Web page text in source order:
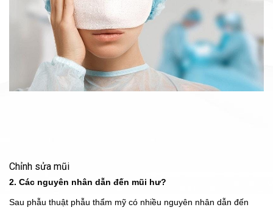
Chỉnh sửa mũi
2. Các nguyên nhân dẫn đến mũi hư?
Sau phẫu thuật phẫu thẩm mỹ có nhiều nguyên nhân dẫn đến